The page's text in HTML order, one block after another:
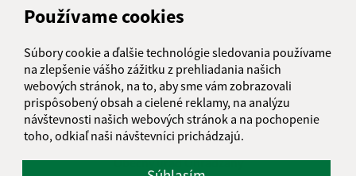
Používame cookies
Súbory cookie a ďalšie technológie sledovania používame
na zlepšenie vášho zážitku z prehliadania našich
webových stránok, na to, aby sme vám zobrazovali
prispôsobený obsah a cielené reklamy, na analýzu
návštevnosti našich webových stránok a na pochopenie
toho, odkiaľ naši návštevníci prichádzajú.
Pondelok:
Streda:
08:30 - 16:30
Štvrtok:
07:00 - 15:00
Piatok:
07:00 - 15:00
Kontakt:
Obecný úrad Ohradzany